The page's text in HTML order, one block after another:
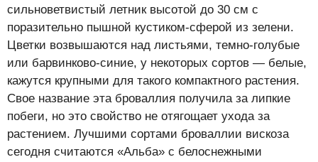
сильноветвистый летник высотой до 30 см с
поразительно пышной кустиком-сферой из зелени.
Цветки возвышаются над листьями, темно-голубые
или барвинково-синие, у некоторых сортов — белые,
кажутся крупными для такого компактного растения.
Свое название эта броваллия получила за липкие
побеги, но это свойство не отягощает ухода за
растением. Лучшими сортами броваллии вискоза
сегодня считаются «Альба» с белоснежными